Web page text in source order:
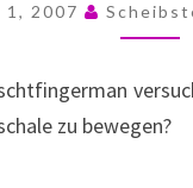
1, 2007
zu bewegen?